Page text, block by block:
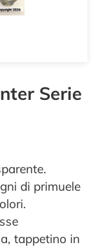
Serie
di primuele
tappetino in